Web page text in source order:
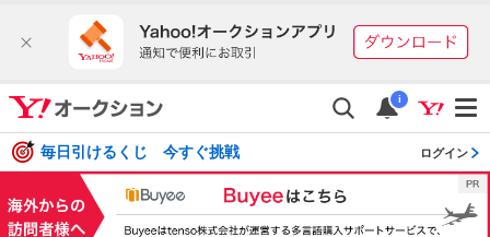
i
毎日引けるくじ 今すぐ挑戦 ログイン